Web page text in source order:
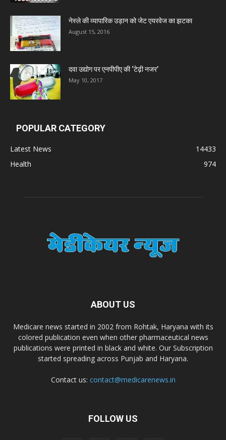
Deep Shree Pharmaceuticals
Zumentes Healthcare
Digital Vision
Carewell Ayurveda
Dr. Madhukar Pharmaceuticals (P) Ltd
Dr. Alson Laboratories Private Limited
Domagk Smith Labs Pvt Ltd
नेस्ले की व्यापारिक उड़ान को जेट एयरवेज का झटका
August 15, 2016
दवा उद्योग पर एनपीपीए की ‘टेढ़ी नजर’
May 10, 2017
POPULAR CATEGORY
Latest News
14433
Health
974
ABOUT US
Medicare news started in 2002 from Rohtak, Haryana with its
colored publication even when other pharmaceutical news
publications were printed in black and white. Our Subscription
started spreading across Punjab and Haryana.
Contact us: contact@medicarenews.in
FOLLOW US